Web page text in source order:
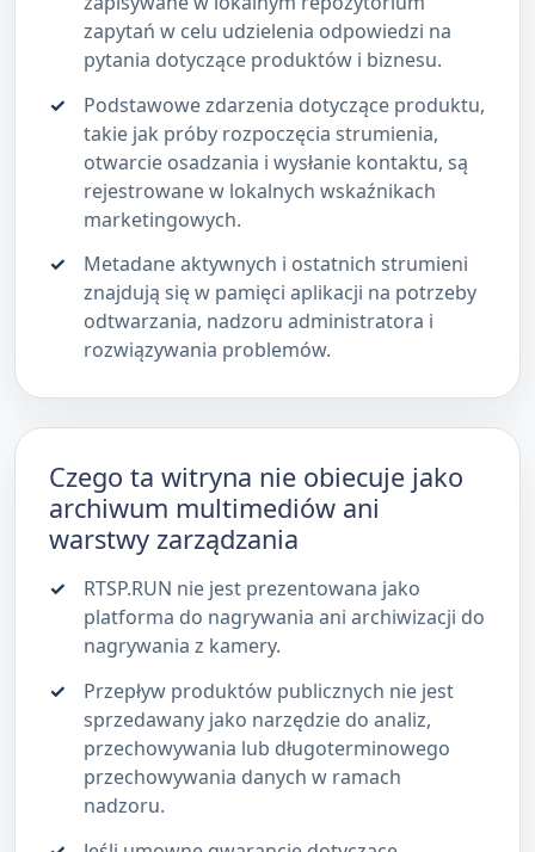
zapytań w celu udzielenia odpowiedzi na
pytania dotyczące produktów i biznesu.
Podstawowe zdarzenia dotyczące produktu,
takie jak próby rozpoczęcia strumienia,
otwarcie osadzania i wysłanie kontaktu, są
rejestrowane w lokalnych wskaźnikach
marketingowych.
Metadane aktywnych i ostatnich strumieni
znajdują się w pamięci aplikacji na potrzeby
odtwarzania, nadzoru administratora i
rozwiązywania problemów.
Czego ta witryna nie obiecuje jako
archiwum multimediów ani
warstwy zarządzania
RTSP.RUN nie jest prezentowana jako
platforma do nagrywania ani archiwizacji do
nagrywania z kamery.
Przepływ produktów publicznych nie jest
sprzedawany jako narzędzie do analiz,
przechowywania lub długoterminowego
przechowywania danych w ramach
nadzoru.